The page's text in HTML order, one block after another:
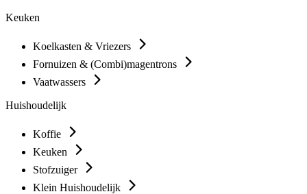
Keuken
Koelkasten & Vriezers
Fornuizen & (Combi)magentrons
Vaatwassers
Huishoudelijk
Koffie
Keuken
Stofzuiger
Klein Huishoudelijk